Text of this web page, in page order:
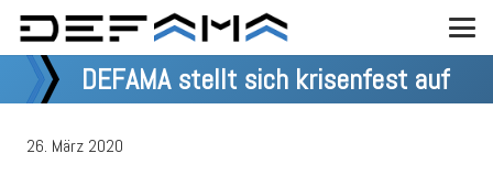
DEFAMA stellt sich krisenfest auf
26. März 2020